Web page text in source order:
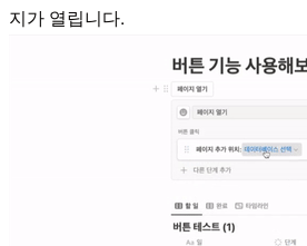
지가 열립니다.